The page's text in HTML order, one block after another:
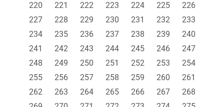
220
221 222 223 224 225
226
227
228 229 230 231 232
233
234
235 236 237 238 239
240
241
242 243 244 245 246
247
248
249 250 251 252 253
254
255
256 257 258 259 260
261
262
263 264 265 266 267
268